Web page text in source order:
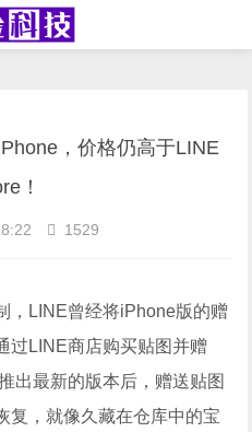
，价格仍高于LINE
！
1529
，LINE曾经将iPhone版的赠
过LINE商店购买贴图并赠
出最新的版本后，赠送贴图
复，就像久藏在仓库中的宝